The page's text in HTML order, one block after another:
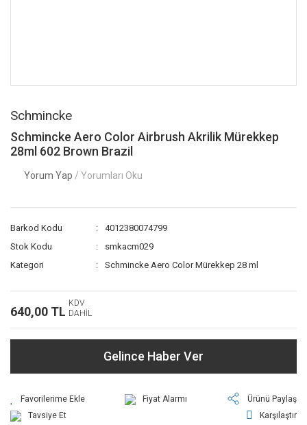
Schmincke
Schmincke Aero Color Airbrush Akrilik Mürekkep
28ml 602 Brown Brazil
Yorum Yap / Yorumları Oku
Barkod Kodu
4012380074799
Stok Kodu
smkacm029
Kategori
Schmincke Aero Color Mürekkep 28 ml
640,00 TL
KDV
DAHİL
Gelince Haber Ver
Fiyat Alarmı
Ürünü Paylaş
Tavsiye Et
Karşılaştır